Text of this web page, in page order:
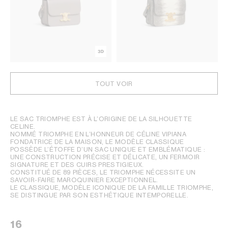
TOUT VOIR
LE SAC TRIOMPHE EST À L’ORIGINE DE LA SILHOUETTE
CELINE.
NOMMÉ TRIOMPHE EN L’HONNEUR DE CÉLINE VIPIANA
FONDATRICE DE LA MAISON, LE MODÈLE CLASSIQUE
POSSÈDE L’ÉTOFFE D’UN SAC UNIQUE ET EMBLÉMATIQUE :
UNE CONSTRUCTION PRÉCISE ET DÉLICATE, UN FERMOIR
SIGNATURE ET DES CUIRS PRESTIGIEUX.
CONSTITUÉ DE 89 PIÈCES, LE TRIOMPHE NÉCESSITE UN
SAVOIR-FAIRE MAROQUINIER EXCEPTIONNEL.
LE CLASSIQUE, MODÈLE ICONIQUE DE LA FAMILLE TRIOMPHE,
SE DISTINGUE PAR SON ESTHÉTIQUE INTEMPORELLE.
16